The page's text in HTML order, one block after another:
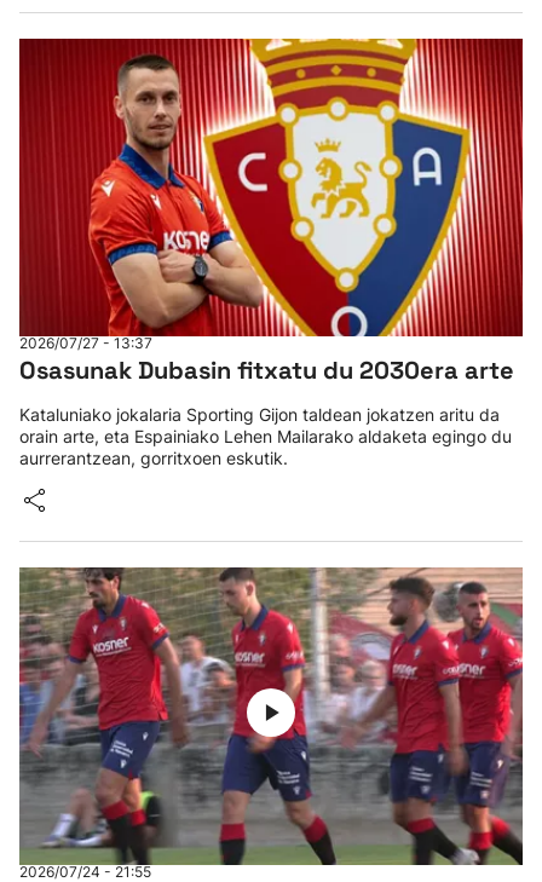
2026/07/27 - 13:37
Osasunak Dubasin fitxatu du 2030era arte
Kataluniako jokalaria Sporting Gijon taldean jokatzen aritu da
orain arte, eta Espainiako Lehen Mailarako aldaketa egingo du
aurrerantzean, gorritxoen eskutik.
2026/07/24 - 21:55